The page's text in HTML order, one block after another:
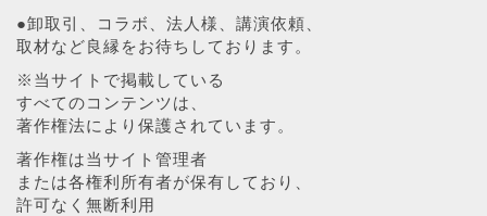
●卸取引、コラボ、法人様、講演依頼、
取材など良縁をお待ちしております。
※当サイトで掲載している
すべてのコンテンツは、
著作権法により保護されています。
著作権は当サイト管理者
または各権利所有者が保有しており、
許可なく無断利用